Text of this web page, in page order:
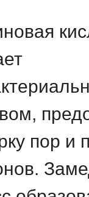
пор и